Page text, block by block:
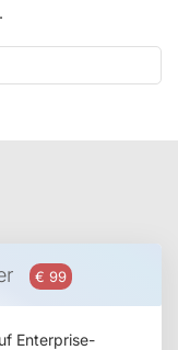
€ 99
Enterprise-